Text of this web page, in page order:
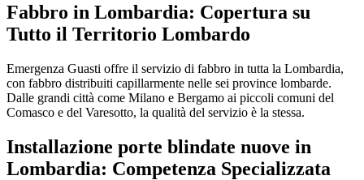
Fabbro in Lombardia: Copertura su
Tutto il Territorio Lombardo
Emergenza Guasti offre il servizio di fabbro in tutta la Lombardia,
con fabbro distribuiti capillarmente nelle sei province lombarde.
Dalle grandi città come Milano e Bergamo ai piccoli comuni del
Comasco e del Varesotto, la qualità del servizio è la stessa.
Installazione porte blindate nuove in
Lombardia: Competenza Specializzata